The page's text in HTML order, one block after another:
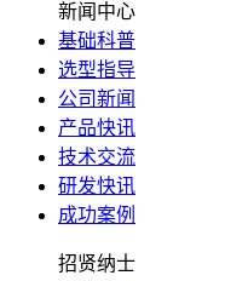
新闻中心
基础科普
选型指导
公司新闻
产品快讯
技术交流
研发快讯
成功案例
招贤纳士